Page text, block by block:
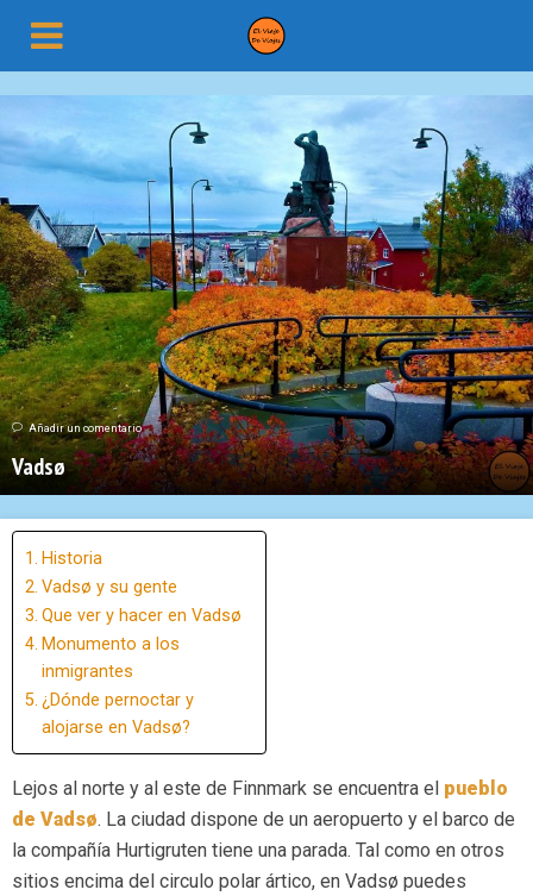
Añadir un comentario
Vadsø
Historia
Vadsø y su gente
Que ver y hacer en Vadsø
Monumento a los
inmigrantes
¿Dónde pernoctar y
alojarse en Vadsø?
Lejos al norte y al este de Finnmark se encuentra el pueblo
de Vadsø. La ciudad dispone de un aeropuerto y el barco de
la compañía Hurtigruten tiene una parada. Tal como en otros
sitios encima del circulo polar ártico, en Vadsø puedes